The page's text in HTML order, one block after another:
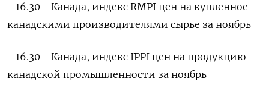
- 16.30 - Канада, индекс RMPI цен на купленное
канадскими производителями сырье за ноябрь
- 16.30 - Канада, индекс IPPI ⁠цен на продукцию
канадской промышленности за ноябрь